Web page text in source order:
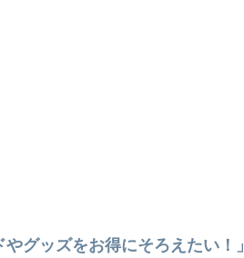
グッズをお得にそろえたい！」